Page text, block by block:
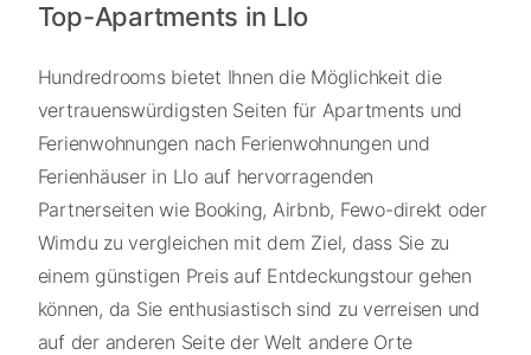
Top-Apartments in Llo
Hundredrooms bietet Ihnen die Möglichkeit die
vertrauenswürdigsten Seiten für Apartments und
Ferienwohnungen nach Ferienwohnungen und
Ferienhäuser in Llo auf hervorragenden
Partnerseiten wie Booking, Airbnb, Fewo-direkt oder
Wimdu zu vergleichen mit dem Ziel, dass Sie zu
einem günstigen Preis auf Entdeckungstour gehen
können, da Sie enthusiastisch sind zu verreisen und
auf der anderen Seite der Welt andere Orte